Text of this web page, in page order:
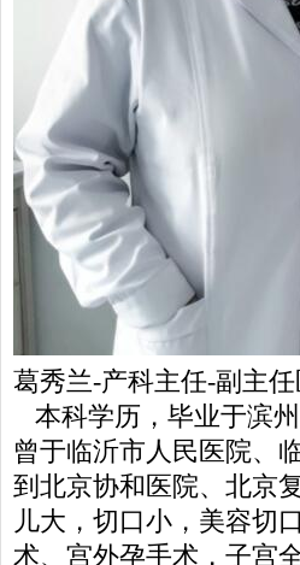
葛秀兰-产科主任-副主
本科学历，毕业于滨
曾于临沂市人民医院、
到北京协和医院、北京
儿大，切口小，美容切
术、宫外孕手术，子宫